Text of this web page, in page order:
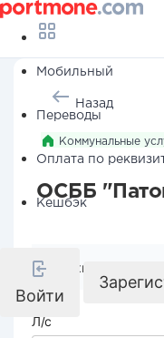
Мобильный
Переводы
Оплата по
Кешбэк
Войти
Назад
Коммунальные
ОСББ
Реквизиты
Л/с